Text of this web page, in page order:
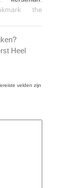
the
Heel
velden zijn